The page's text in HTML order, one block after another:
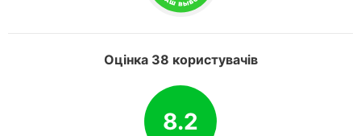
Оцінка 38 користувачів
8.2